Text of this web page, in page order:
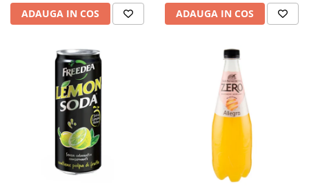
ADAUGA IN COS ADAUGA IN COS